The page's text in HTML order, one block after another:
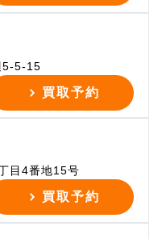
5-5-15
買取予約
目4番地15号
買取予約